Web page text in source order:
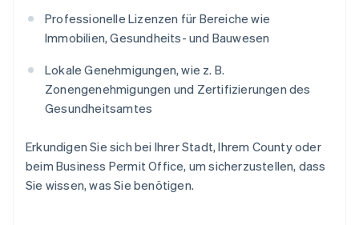
Professionelle Lizenzen für Bereiche wie
Immobilien, Gesundheits- und Bauwesen
Lokale Genehmigungen, wie z. B.
Zonengenehmigungen und Zertifizierungen des
Gesundheitsamtes
Erkundigen Sie sich bei Ihrer Stadt, Ihrem County oder
beim Business Permit Office, um sicherzustellen, dass
Sie wissen, was Sie benötigen.